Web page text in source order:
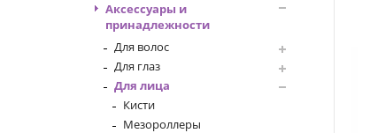
Аксессуары и
принадлежности
Для волос
Для глаз
Для лица
Кисти
Мезороллеры